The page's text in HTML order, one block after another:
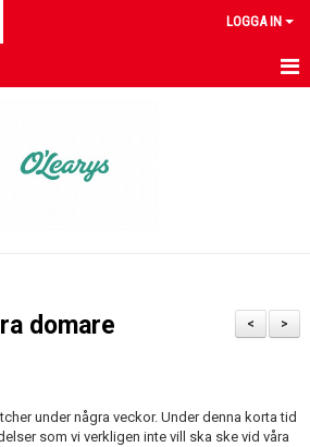
LOGGA IN
>
<
domare
under några veckor. Under denna korta tid
som vi verkligen inte vill ska ske vid våra